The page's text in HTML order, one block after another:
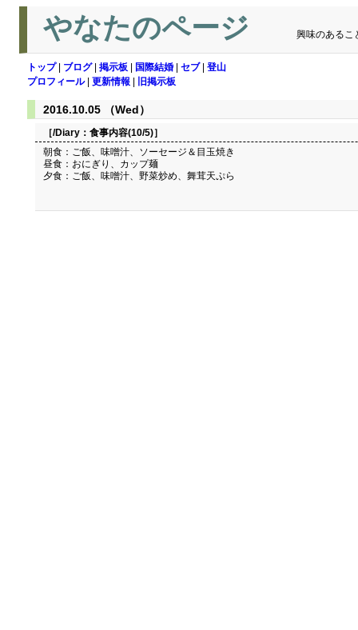
やなたのページ 興味のあるこ
トップ| ブログ| 掲示板 国際結婚 セブ| 登山
プロフィール| 更新情報 旧掲示板
2016.10.05 （Wed）
［/Diary： 食事内容(10/5)］
朝食：ご飯、味噌汁、ソーセージ＆目玉焼き
昼食：おにぎり、カップ麺
夕食：ご飯、味噌汁、野菜炒め、舞茸天ぷら